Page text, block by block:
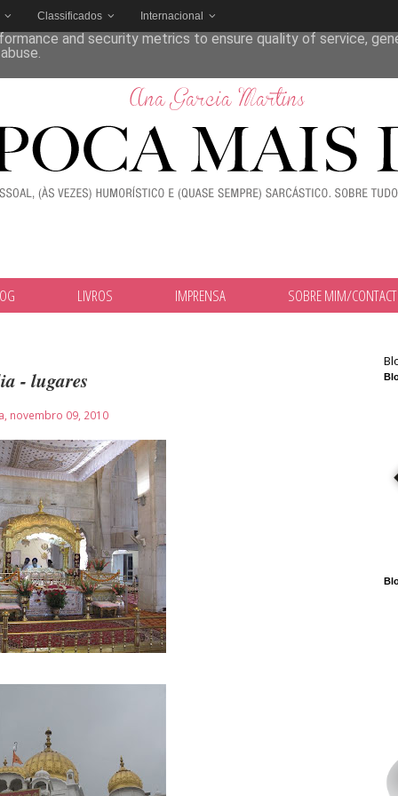
Classificados Internacional
LIVROS IMPRENSA SOBRE MIM/
- lugares
novembro 09, 2010
its services and to analyze traffic. Your IP address and
and security metrics to ensure quality of service,